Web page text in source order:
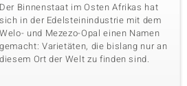
Der Binnenstaat im Osten Afrikas hat
sich in der Edelsteinindustrie mit dem
Welo- und Mezezo-Opal einen Namen
gemacht: Varietäten, die bislang nur an
diesem Ort der Welt zu finden sind.